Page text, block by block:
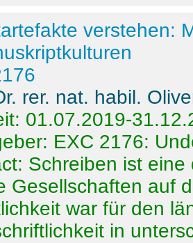
verstehen:
rer. nat. habil.
01.07.2019-
EXC 2176:
Schreiben ist
Gesellschaften auf
war für den
in